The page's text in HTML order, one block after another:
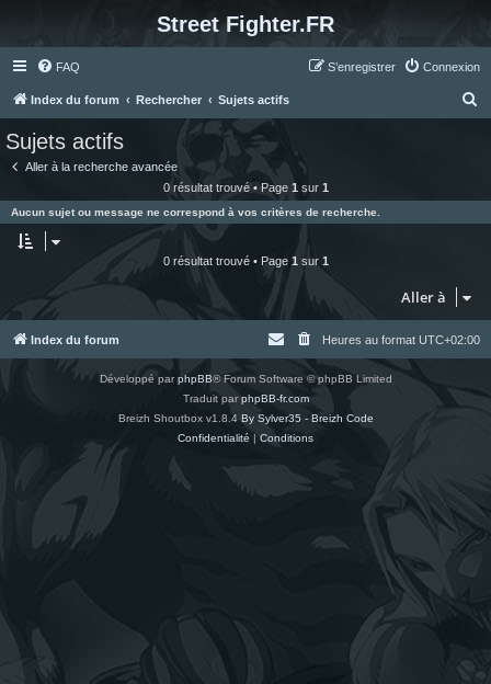
Street Fighter.FR
FAQ Connexion
S’enregistrer
Index du forum Rechercher Sujets actifs
e
r
Sujets actifs
Aller à la recherche avancée
0 résultat trouvé • Page 1 sur 1
Aucun sujet ou message ne correspond à vos critères de recherche.
0 résultat trouvé • Page 1 sur 1
Aller à
Index du forum Heures au format UTC+02:00
Développé parphpBB® Forum Software © phpBB Limited
Traduit parphpBB-fr.com
Breizh Shoutbox v1.8.4 By Sylver35 - Breizh Code
Confidentialité | Conditions